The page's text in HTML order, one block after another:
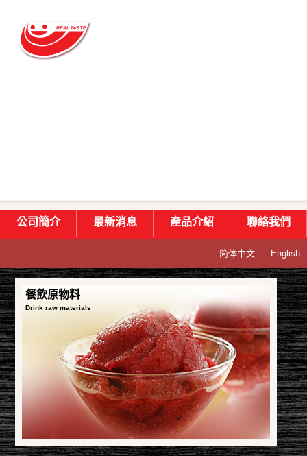
公司簡介 最新消息 產品介紹 聯絡我們
简体中文 English
餐飲原物料
Drink raw materials